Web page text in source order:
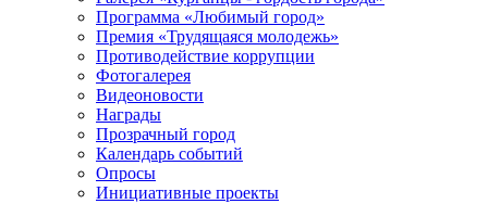
Программа «Любимый город»
Премия «Трудящаяся молодежь»
Противодействие коррупции
Фотогалерея
Видеоновости
Награды
Прозрачный город
Календарь событий
Опросы
Инициативные проекты